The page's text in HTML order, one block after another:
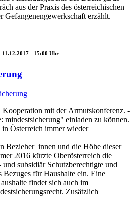
aus der Praxis des österreichischen
Gefangenengewerkschaft erzählt.
11.12.2017 - 15:00 Uhr
Kooperation mit der Armutskonferenz. -
mindestsicherung" einladen zu können.
in Österreich immer wieder
Bezieher_innen und die Höhe dieser
2016 kürzte Oberösterreich die
subsidiär Schutzberechtigte und
Bezuges für Haushalte ein. Eine
findet sich auch im
Zusätzlich